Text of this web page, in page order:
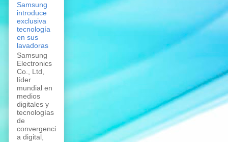
Samsung
introduce
exclusiva
tecnología
en sus
lavadoras
Samsung
Electronics
Co., Ltd,
líder
mundial en
medios
digitales y
tecnologías
de
convergenci
a digital,